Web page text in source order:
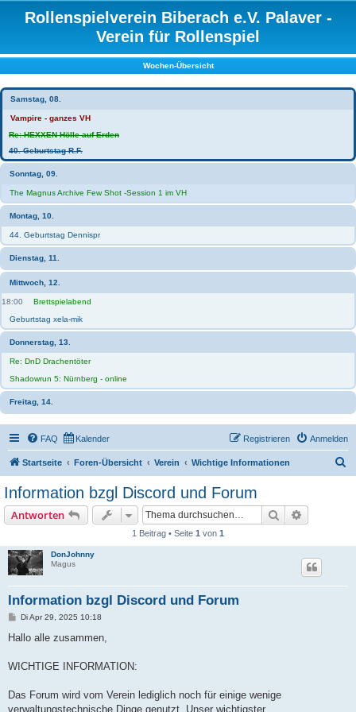
Rollenspielverein Biberach e.V. Palaver -
Verein für Rollenspiel
Wochen-Übersicht
Samstag, 08.
Vampire - ganzes VH
Re: HEXXEN Hölle auf Erden
40. Geburtstag R.F.
Sonntag, 09.
The Magnus Archive Few Shot -Session 1 im VH
Montag, 10.
44. Geburtstag Dennispr
Dienstag, 11.
Mittwoch, 12.
18:00
Brettspielabend
Geburtstag xela-mik
Donnerstag, 13.
Re: DnD Drachentöter
Shadowrun 5: Nürnberg - online
Freitag, 14.
FAQ Kalender Anmelden
Registrieren
Startseite Foren-Übersicht Verein Wichtige Informationen
Information bzgl Discord und Forum
Antworten Suche
1 Beitrag • Seite 1 von 1
DonJohnny
Magus
Information bzgl Discord und Forum
B
i
a
Di Apr 29, 2025 10:18
Hallo alle zusammen,
WICHTIGE INFORMATION:
Das Forum wird vom Verein lediglich noch für einige wenige
verwaltungstechnische Dinge genutzt. Unser wichtigster